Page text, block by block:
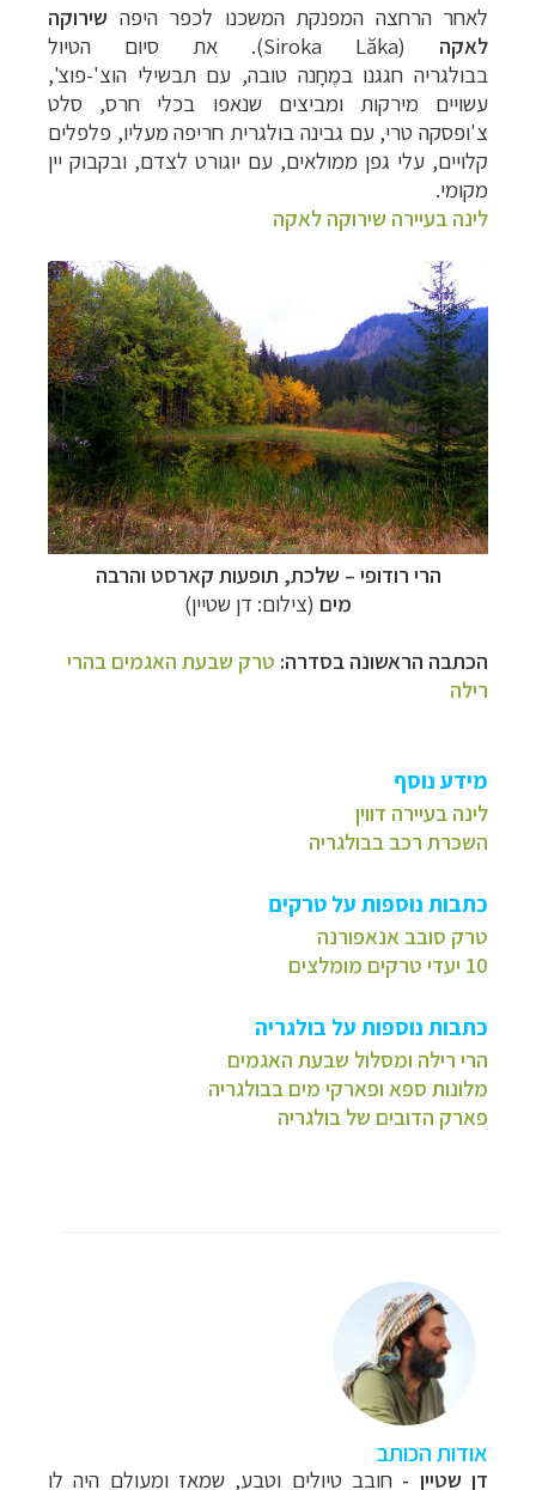
לאחר הרחצה המפנקת המשכנו לכפר היפה שירוקה
לאקה (
Siroka Lăka). את סיום הטיול
בבולגריה חגגנו במֶחָנה טובה, עם תבשילי הוצ'-פוצ',
עשויים מירקות ומביצים שנאפו בכלי חרס, סלט
צ'ופסקה טרי, עם גבינה בולגרית חריפה מעליו, פלפלים
קלויים, עלי גפן ממולאים, עם יוגורט לצדם, ובקבוק יין
מקומי.
לינה בעיירה שירוקה לאקה
הרי רודופי – שלכת, תופעות קארסט והרבה
מים (צילום: דן שטיין)
הכתבה הראשונה בסדרה: טרק שבעת האגמים בהרי
רילה
מידע נוסף
לינה בעיירה דווין
השכרת רכב בבולגריה
כתבות נוספות על טרקים
טרק סובב אנאפורנה
10 יעדי טרקים מומלצים
כתבות נוספות על בולגריה
הרי רילה ומסלול שבעת האגמים
מלונות ספא ופארקי מים בבולגריה
פארק הדובים של בולגריה
אודות הכותב
דן שטיין - חובב טיולים וטבע, שמאז ומעולם היה לו